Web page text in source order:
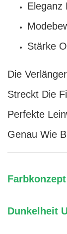
Eleganz
Stärke
Die
Streckt Die
Perfekte
Genau Wie
Dunkelheit